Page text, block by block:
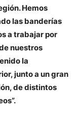
Hemos
las banderías
a trabajar por
nuestros
la
junto a un gran
de distintos